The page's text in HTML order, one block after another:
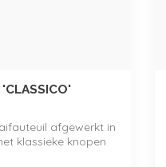
'CLASSICO'
afgewerkt in
klassieke knopen